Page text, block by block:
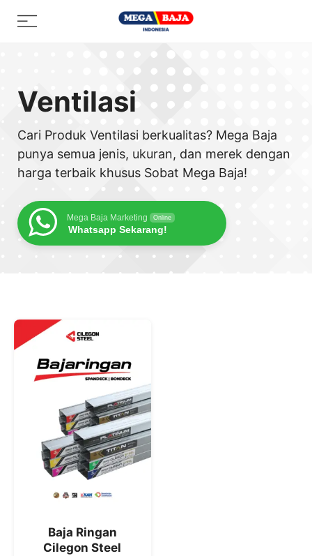
Menu
Ventilasi
Cari Produk Ventilasi berkualitas? Mega Baja
punya semua jenis, ukuran, dan merek dengan
harga terbaik khusus Sobat Mega Baja!
Mega Baja Marketing Online
Whatsapp Sekarang!
Baja Ringan
Cilegon Steel